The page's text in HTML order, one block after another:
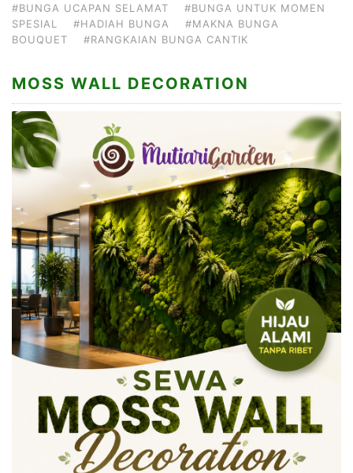
#BUNGA UCAPAN SELAMAT
#BUNGA UNTUK MOMEN
SPESIAL
#HADIAH BUNGA
#MAKNA BUNGA
BOUQUET
#RANGKAIAN BUNGA CANTIK
MOSS WALL DECORATION